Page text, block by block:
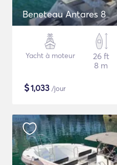
Beneteau Antares 8
Yacht à moteur
26 ft
8 m
$1,033 /jour